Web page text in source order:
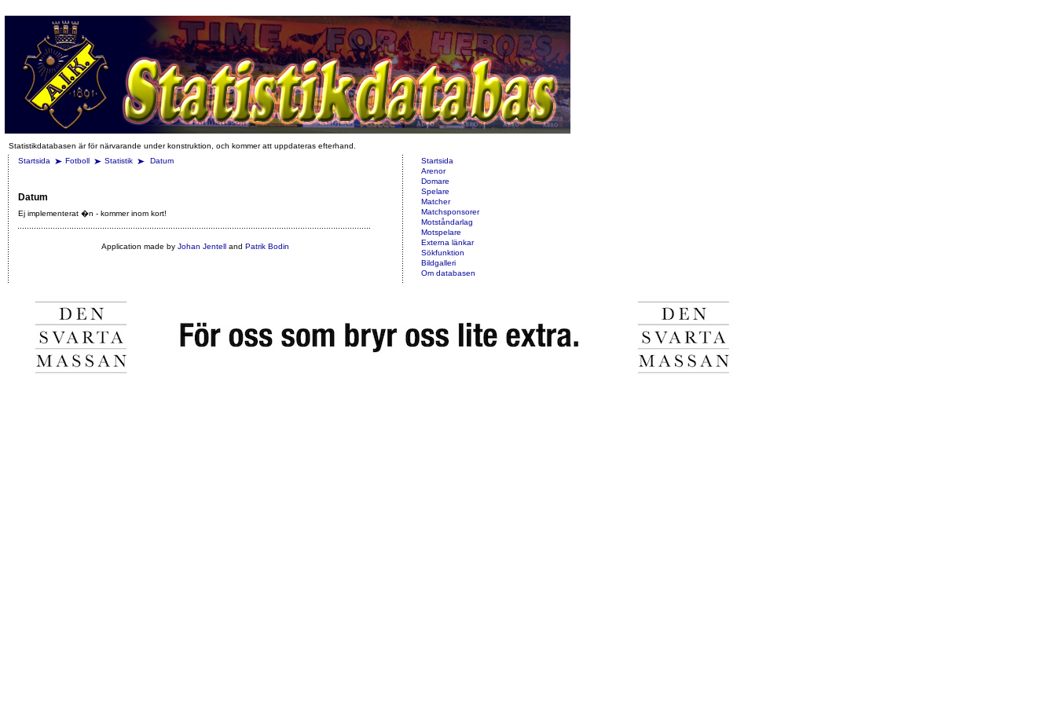
Statistikdatabasen är för närvarande under konstruktion, och kommer att uppdateras efterhand.
Startsida
Fotboll Statistik Datum
Datum
Ej implementerat �n - kommer inom kort!
Application made by Johan Jentelland Patrik Bodin
Startsida
Arenor
Domare
Spelare
Matcher
Matchsponsorer
Motståndarlag
Motspelare
Externa länkar
Sökfunktion
Bildgalleri
Om databasen